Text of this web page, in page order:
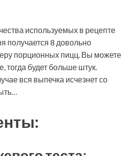
используемых в рецепте
получается 8 довольно
порционных пицц. Вы можете
тогда будет больше штук.
вся выпечка исчезнет со